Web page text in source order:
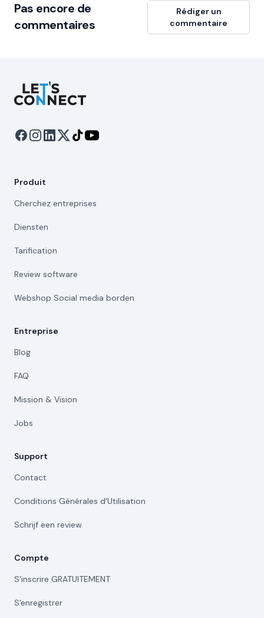
Pas encore de
commentaires
Rédiger un
commentaire
Let's Connect
Produit
Cherchez entreprises
Diensten
Tarification
Review software
Webshop Social media borden
Entreprise
Blog
FAQ
Mission & Vision
Jobs
Support
Contact
Conditions Générales d'Utilisation
Schrijf een review
Compte
S'inscrire GRATUITEMENT
S'enregistrer